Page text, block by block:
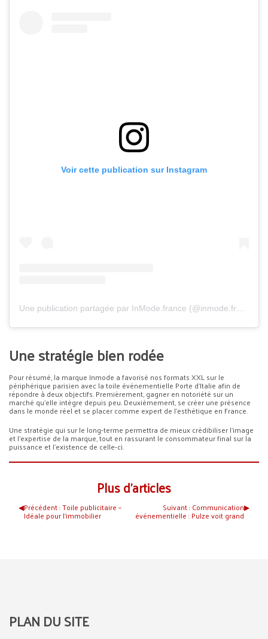
Voir cette publication sur Instagram
Une stratégie bien rodée
Pour résumé, la marque Inmode a favorisé nos formats XXL sur le
périphérique parisien avec la toile événementielle Porte d’Italie afin de
répondre à deux objectifs. Premièrement, gagner en notoriété sur un
marché qu’elle intègre depuis peu. Deuxièmement, se créer une présence
dans le monde réel et se placer comme expert de l’esthétique en France.
Une stratégie qui sur le long-terme permettra de mieux crédibiliser l’image
et l’expertise de la marque, tout en rassurant le consommateur final sur la
puissance et l’existence de celle-ci.
Plus d’articles
◀︎Précédent :Toile publicitaire –
Idéale pour l’immobilier
Suivant :Communication
événementielle : Pulze voit grand
▶︎
PLAN DU SITE